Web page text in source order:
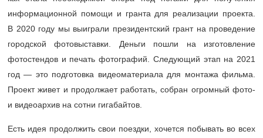
информационной помощи и гранта для реализации проекта.
В 2020 году мы выиграли президентский грант на проведение
городской фотовыставки. Деньги пошли на изготовление
фотостендов и печать фотографий. Следующий этап на 2021
год — это подготовка видеоматериала для монтажа фильма.
Проект живет и продолжает работать, собран огромный фото-
и видеоархив на сотни гигабайтов.
Есть идея продолжить свои поездки, хочется побывать во всех